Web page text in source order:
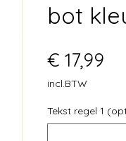
bot
€ 17,99
incl.BTW
Tekst regel 1